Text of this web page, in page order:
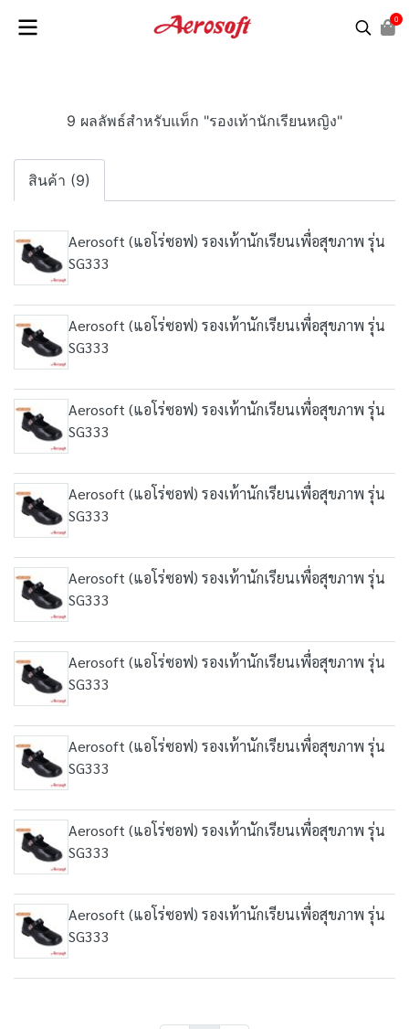
0
9 ผลลัพธ์สำหรับแท็ก "รองเท้านักเรียนหญิง"
สินค้า (9)
Aerosoft (แอโร่ซอฟ) รองเท้านักเรียนเพื่อสุขภาพ รุ่น
SG333
Aerosoft (แอโร่ซอฟ) รองเท้านักเรียนเพื่อสุขภาพ รุ่น
SG333
Aerosoft (แอโร่ซอฟ) รองเท้านักเรียนเพื่อสุขภาพ รุ่น
SG333
Aerosoft (แอโร่ซอฟ) รองเท้านักเรียนเพื่อสุขภาพ รุ่น
SG333
Aerosoft (แอโร่ซอฟ) รองเท้านักเรียนเพื่อสุขภาพ รุ่น
SG333
Aerosoft (แอโร่ซอฟ) รองเท้านักเรียนเพื่อสุขภาพ รุ่น
SG333
Aerosoft (แอโร่ซอฟ) รองเท้านักเรียนเพื่อสุขภาพ รุ่น
SG333
Aerosoft (แอโร่ซอฟ) รองเท้านักเรียนเพื่อสุขภาพ รุ่น
SG333
Aerosoft (แอโร่ซอฟ) รองเท้านักเรียนเพื่อสุขภาพ รุ่น
SG333